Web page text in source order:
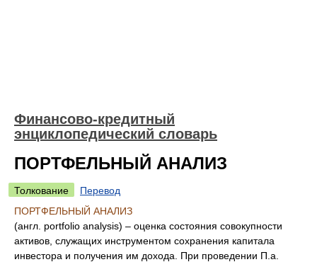
Финансово-кредитный
энциклопедический словарь
ПОРТФЕЛЬНЫЙ АНАЛИЗ
Толкование
Перевод
ПОРТФЕЛЬНЫЙ АНАЛИЗ
(англ. portfolio analysis) – оценка состояния совокупности
активов, служащих инструментом сохранения капитала
инвестора и получения им дохода. При проведении П.а.